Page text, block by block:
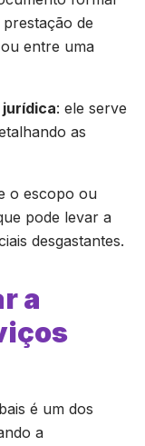
de
entre uma
: ele serve
as
o escopo ou
pode levar a
desgastantes.
a
é um dos
a